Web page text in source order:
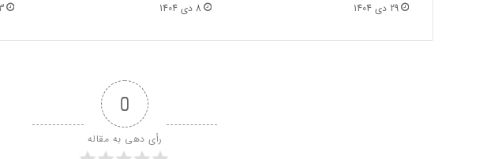
29 دی 1404 8 دی 1404 13
0
رأی دهی به مقاله